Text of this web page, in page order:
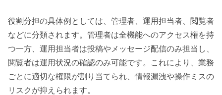
役割分担の具体例としては、管理者、運用担当者、閲覧者
などに分類されます。管理者は全機能へのアクセス権を持
つ一方、運用担当者は投稿やメッセージ配信のみ担当し、
閲覧者は運用状況の確認のみ可能です。これにより、業務
ごとに適切な権限が割り当てられ、情報漏洩や操作ミスの
リスクが抑えられます。